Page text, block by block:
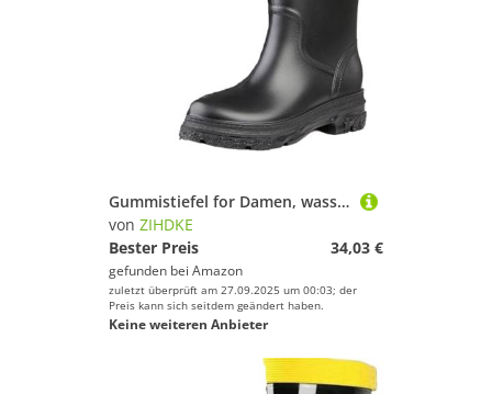
Gummistiefel for Damen, wasserdichte Schuhe, Regengaloschen, Knöchel, Arbeits- und Garten-Regenstiefel, ölbeständig, rutschfest, Küchenschuhe Für Industrie Handwerk(Black,40)
von ZIHDKE
Bester Preis
34,03 €
gefunden bei Amazon
zuletzt überprüft am 27.09.2025 um 00:03; der
Preis kann sich seitdem geändert haben.
Keine weiteren Anbieter